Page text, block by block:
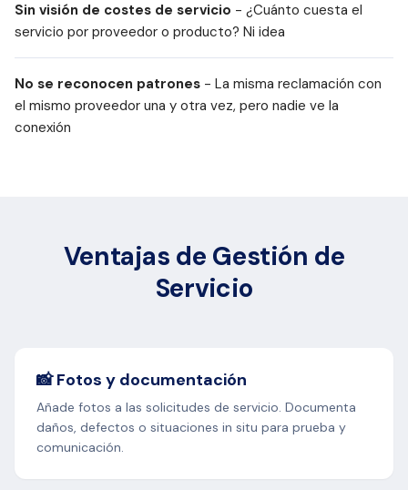
Sin visión de costes de servicio - ¿Cuánto cuesta el
servicio por proveedor o producto? Ni idea
No se reconocen patrones - La misma reclamación con
el mismo proveedor una y otra vez, pero nadie ve la
conexión
Ventajas de Gestión de
Servicio
📸 Fotos y documentación
Añade fotos a las solicitudes de servicio. Documenta
daños, defectos o situaciones in situ para prueba y
comunicación.